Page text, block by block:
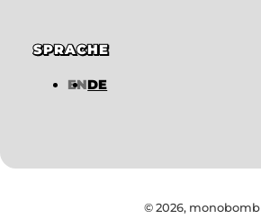
SPRACHE
ENDE
© 2026, monobomb